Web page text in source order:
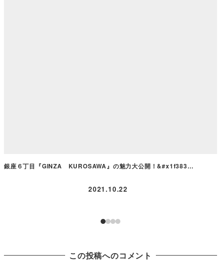
銀座６丁目『GINZA KUROSAWA』の魅力大公開！&#x1f383…
2021.10.22
この投稿へのコメント